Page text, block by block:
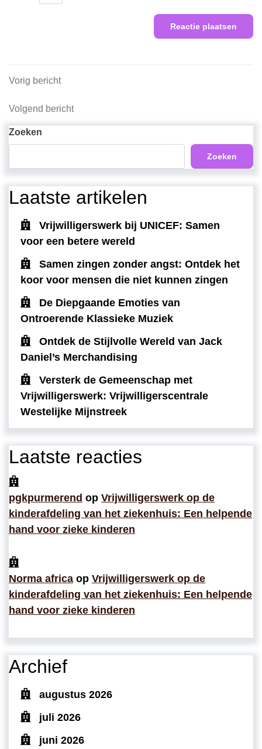
Berichtnavigatie
Vorig
Vorig bericht
Volgend
Volgend bericht
Zoeken
Zoeken
Laatste artikelen
Vrijwilligerswerk bij UNICEF: Samen
voor een betere wereld
Samen zingen zonder angst: Ontdek het
koor voor mensen die niet kunnen zingen
De Diepgaande Emoties van
Ontroerende Klassieke Muziek
Ontdek de Stijlvolle Wereld van Jack
Daniel’s Merchandising
Versterk de Gemeenschap met
Vrijwilligerswerk: Vrijwilligerscentrale
Westelijke Mijnstreek
Laatste reacties
pgkpurmerend op Vrijwilligerswerk op de
kinderafdeling van het ziekenhuis: Een helpende
hand voor zieke kinderen
Norma africa op Vrijwilligerswerk op de
kinderafdeling van het ziekenhuis: Een helpende
hand voor zieke kinderen
Archief
augustus 2026
juli 2026
juni 2026